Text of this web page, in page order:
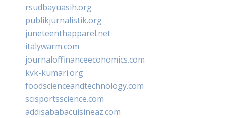
rsudbayuasih.org
publikjurnalistik.org
juneteenthapparel.net
italywarm.com
journaloffinanceeconomics.com
kvk-kumari.org
foodscienceandtechnology.com
scisportsscience.com
addisababacuisineaz.com